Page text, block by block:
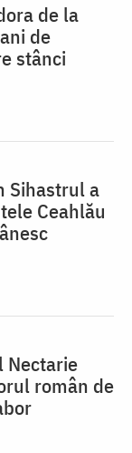
de la
de
stânci
Sihastrul a
Ceahlău
român de